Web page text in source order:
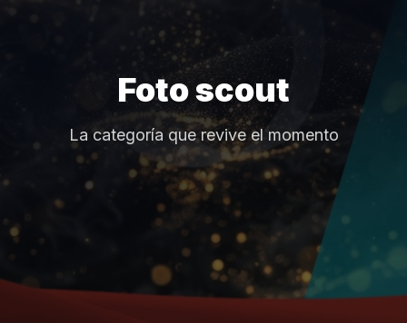
Foto scout
La categoría que revive el momento